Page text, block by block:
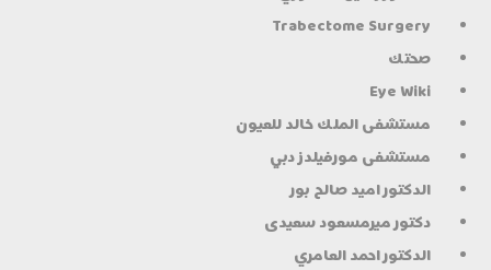
Trabectome Surgery
صحتك
Eye Wiki
مستشفى الملك خالد للعيون
مستشفى مورفيلدز دبي
الدكتور اميد صالح بور
دكتور میرمسعود سعیدی
الدكتور احمد العامري